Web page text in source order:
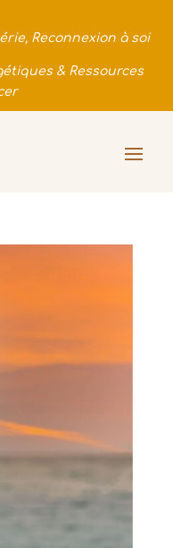
Reconnexion à soi
& Ressources